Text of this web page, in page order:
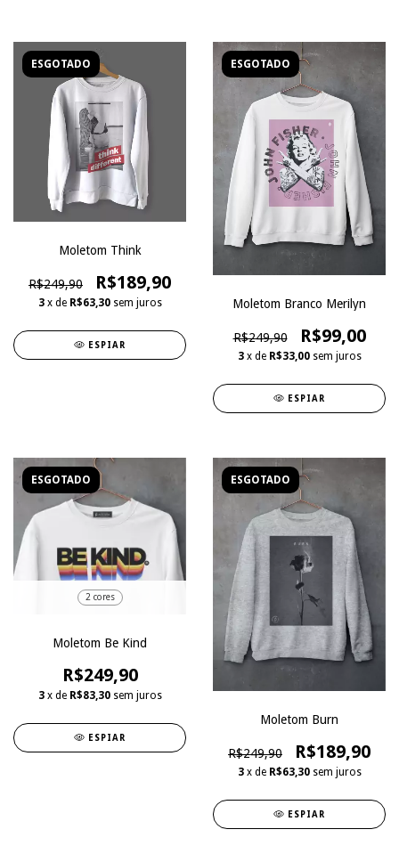
ESGOTADO
Moletom Think
R$249,90 R$189,90
3 x de R$63,30 sem juros
ESPIAR
ESGOTADO
Moletom Branco Merilyn
R$249,90 R$99,00
3 x de R$33,00 sem juros
ESPIAR
ESGOTADO
2 cores
Moletom Be Kind
R$249,90
3 x de R$83,30 sem juros
ESPIAR
ESGOTADO
Moletom Burn
R$249,90 R$189,90
3 x de R$63,30 sem juros
ESPIAR